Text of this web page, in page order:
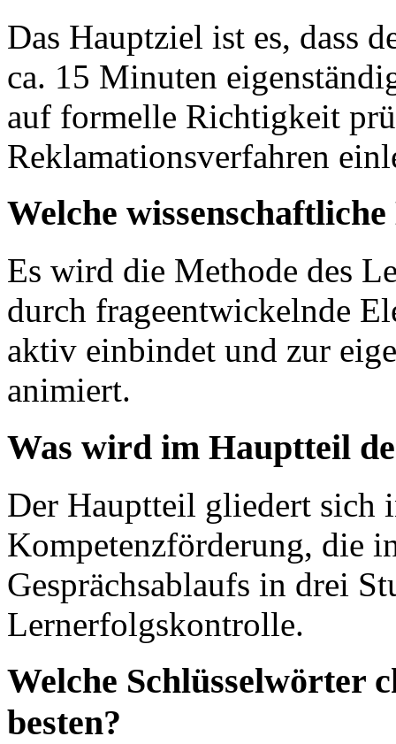
Das Hauptziel ist es, dass
ca. 15 Minuten
auf formelle Richtigkeit
Reklamationsverfahren
Welche
Es wird die Methode des
durch frageentwickelnde
aktiv einbindet und zur
animiert.
Was wird im Hauptteil
Der Hauptteil gliedert sich
Kompetenzförderung, die
Gesprächsablaufs in drei
Lernerfolgskontrolle.
Welche Schlüsselwörter
besten?